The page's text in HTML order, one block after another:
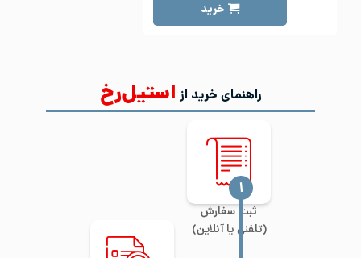
خرید
راهنمای خرید از استیل‌رخ
ثبت سفارش
(تلفنی یا آنلاین)
‍۱